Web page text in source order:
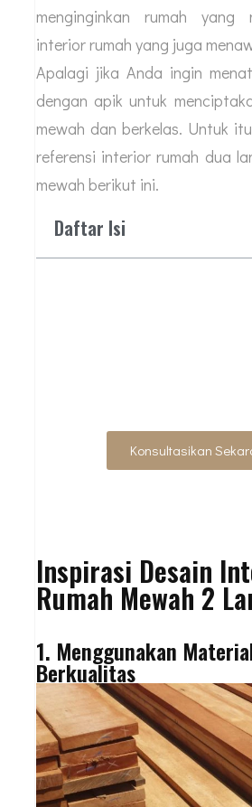
menginginkan rumah yang
interior rumah yang juga
Apalagi jika Anda ingin
dengan apik untuk
mewah dan berkelas. Untuk
referensi interior rumah dua
mewah berikut ini.
Daftar Isi
Konsultasikan
Inspirasi Desain
Rumah Mewah 2
1. Menggunakan
Berkualitas